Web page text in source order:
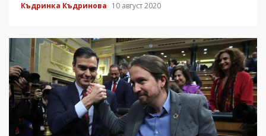
Къдринка Къдринова 10 август 2020